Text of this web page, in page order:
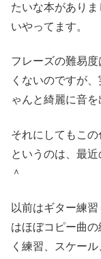
たいな本があり
いやってます。
フレーズの難易
くないのですが
ゃんと綺麗に音
それにしてもこ
というのは、最
＾
以前はギター練
はほぼコピー曲
く練習、スケー